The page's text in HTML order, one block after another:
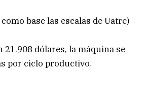
base las escalas de Uatre)
dólares, la máquina se
por ciclo productivo.